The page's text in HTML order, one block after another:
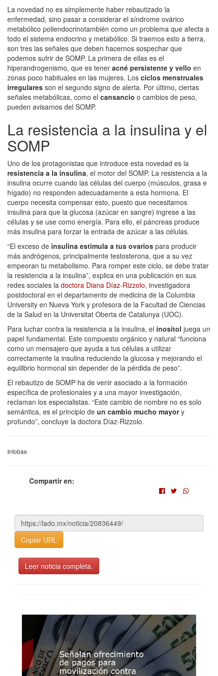
La novedad no es simplemente haber rebautizado la
enfermedad, sino pasar a considerar el síndrome ovárico
metabólico poliendocrinotambién como un problema que afecta a
todo el sistema endocrino y metabólico. Si traemos esto a tierra,
son tres las señales que deben hacernos sospechar que
podemos sufrir de SOMP. La primera de ellas es el
hiperandrogenismo, que es tener acné persistente y vello en
zonas poco habituales en las mujeres. Los ciclos menstruales
irregulares son el segundo signo de alerta. Por último, ciertas
señales metabólicas, como el cansancio o cambios de peso,
pueden avisarnos del SOMP.
La resistencia a la insulina y el
SOMP
Uno de los protagonistas que introduce esta novedad es la
resistencia a la insulina, el motor del SOMP. La resistencia a la
insulina ocurre cuando las células del cuerpo (músculos, grasa e
hígado) no responden adecuadamente a esta hormona. El
cuerpo necesita compensar esto, puesto que necesitamos
insulina para que la glucosa (azúcar en sangre) ingrese a las
células y se use como energía. Para ello, el páncreas produce
más insulina para forzar la entrada de azúcar a las células.
“El exceso de insulina estimula a tus ovarios para producir
más andrógenos, principalmente testosterona, que a su vez
empeoran tu metabolismo. Para romper este ciclo, se debe tratar
la resistencia a la insulina”, explica en una publicación en sus
redes sociales la doctora Diana Díaz-Rizzolo, investigadora
postdoctoral en el departamento de medicina de la Columbia
University en Nueva York y profesora de la Facultad de Ciencias
de la Salud en la Universitat Oberta de Catalunya (UOC).
Para luchar contra la resistencia a la insulina, el inositol juega un
papel fundamental. Este compuesto orgánico y natural “funciona
como un mensajero que ayuda a tus células a utilizar
correctamente la insulina reduciendo la glucosa y mejorando el
equilibrio hormonal sin depender de la pérdida de peso”.
El rebautizo de SOMP ha de venir asociado a la formación
específica de profesionales y a una mayor investigación,
reclaman los especialistas. “Este cambio de nombre no es solo
semántica, es el principio de un cambio mucho mayory
profundo”, concluye la doctora Díaz-Rizzolo.
Infobae
Compartir en:
Copiar URL
Leer noticia completa.